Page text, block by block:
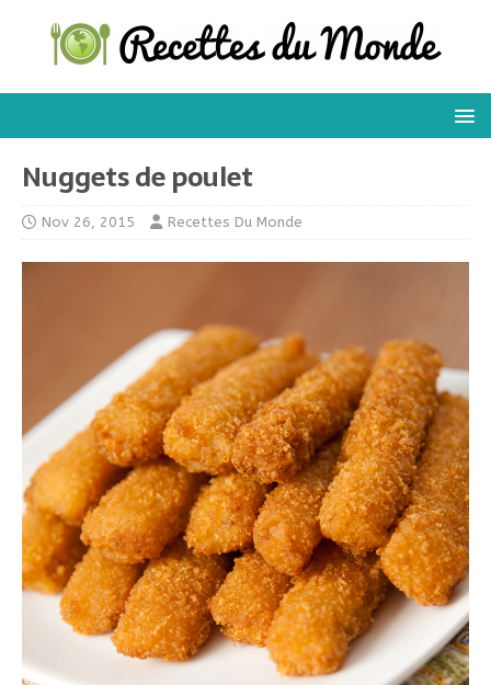
Nuggets de poulet
Nov 26, 2015 Recettes Du Monde